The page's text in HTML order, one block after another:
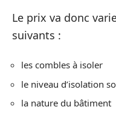
Le prix va donc
suivants :
les combles à isoler
le niveau d’isolation
la nature du bâtiment